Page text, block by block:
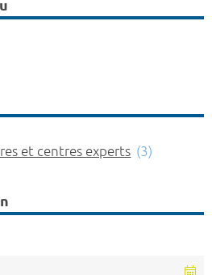
et centres experts (3)